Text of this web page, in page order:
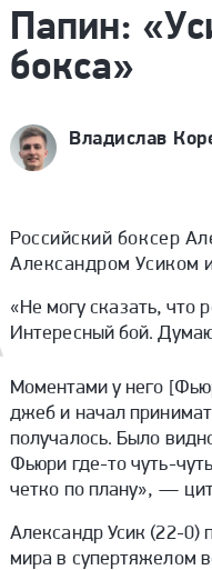
Папин:
бокса»
Владислав
Российский боксер
Александром Усиком
«Не могу сказать, что
Интересный бой.
Моментами у него
джеб и начал
получалось. Было
Фьюри где-то чуть-
четко по плану», —
Александр Усик (22-0)
мира в супертяжелом